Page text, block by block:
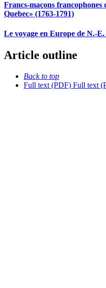
Francs-maçons francophones
Quebec» (1763-1791)
Le voyage en Europe de N.-
Article outline
Back to top
Full text (PDF) Full text